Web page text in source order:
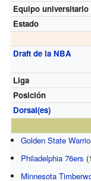
Equipo universitario
Estado
Draft de la NBA
Liga
Posición
Dorsal(es)
Golden State
Philadelphia 76ers
Minnesota